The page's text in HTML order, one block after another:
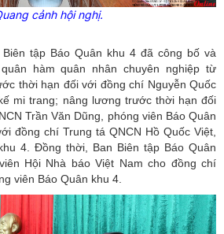
cảnh hội nghị.
tập Báo Quân khu 4 đã công bố và
hàm quân nhân chuyên nghiệp từ
thời hạn đối với đồng chí Nguyễn Quốc
mi trang; nâng lương trước thời hạn đối
Trần Văn Dũng, phóng viên Báo Quân
đồng chí Trung tá QNCN Hồ Quốc Việt,
4. Đồng thời, Ban Biên tập Báo Quân
Hội Nhà báo Việt Nam cho đồng chí
viên Báo Quân khu 4.